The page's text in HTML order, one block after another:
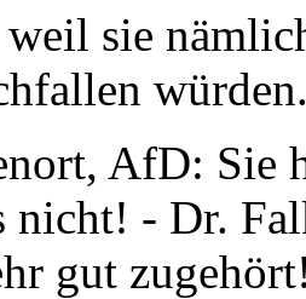
sie
AfD: Sie
nicht! - Dr.
gut